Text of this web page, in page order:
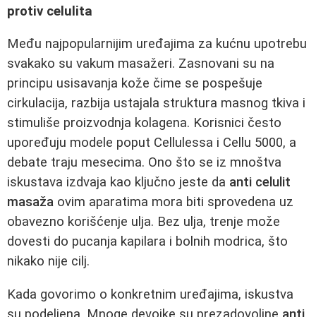
protiv celulita
Među najpopularnijim uređajima za kućnu upotrebu
svakako su vakum masažeri. Zasnovani su na
principu usisavanja kože čime se pospešuje
cirkulacija, razbija ustajala struktura masnog tkiva i
stimuliše proizvodnja kolagena. Korisnici često
upoređuju modele poput Cellulessa i Cellu 5000, a
debate traju mesecima. Ono što se iz mnoštva
iskustava izdvaja kao ključno jeste da anti celulit
masaža ovim aparatima mora biti sprovedena uz
obavezno korišćenje ulja. Bez ulja, trenje može
dovesti do pucanja kapilara i bolnih modrica, što
nikako nije cilj.
Kada govorimo o konkretnim uređajima, iskustva